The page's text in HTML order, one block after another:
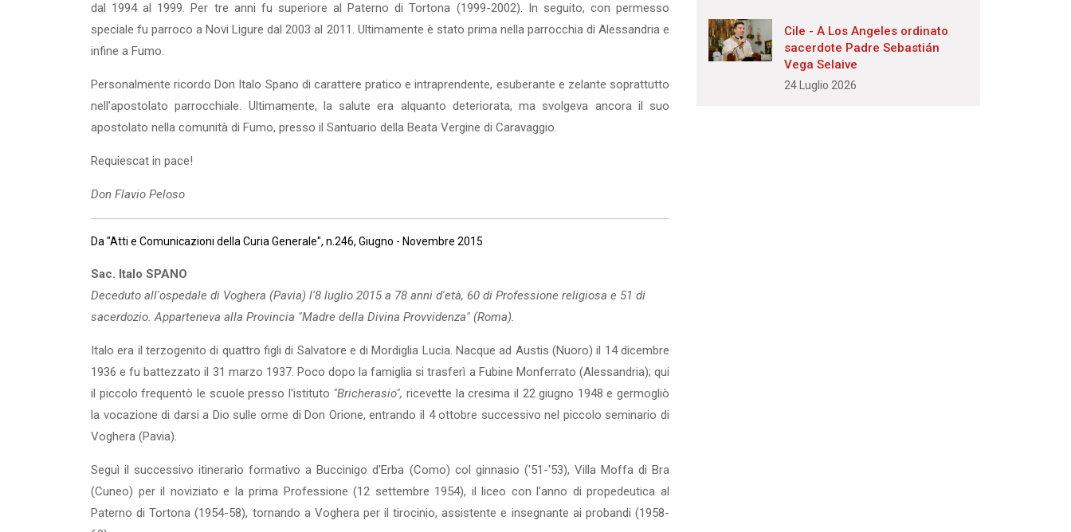
dal 1994 al 1999. Per tre anni fu superiore al Paterno di Tortona (1999-2002). In seguito, con permesso
speciale fu parroco a Novi Ligure dal 2003 al 2011. Ultimamente è stato prima nella parrocchia di Alessandria e
infine a Fumo.
Personalmente ricordo Don Italo Spano di carattere pratico e intraprendente, esuberante e zelante soprattutto
nell'apostolato parrocchiale. Ultimamente, la salute era alquanto deteriorata, ma svolgeva ancora il suo
apostolato nella comunità di Fumo, presso il Santuario della Beata Vergine di Caravaggio.
Requiescat in pace!
Don Flavio Peloso
Da "Atti e Comunicazioni della Curia Generale", n.246, Giugno - Novembre 2015
Sac. Italo SPANO
Deceduto all'ospedale di Voghera (Pavia) l'8 luglio 2015 a 78 anni d'età, 60 di Professione religiosa e 51 di
sacerdozio. Apparteneva alla Provincia "Madre della Divina Provvidenza" (Roma).
Italo era il terzogenito di quattro figli di Salvatore e di Mordiglia Lucia. Nacque ad Austis (Nuoro) il 14 dicembre
1936 e fu battezzato il 31 marzo 1937. Poco dopo la famiglia si trasferì a Fubine Monferrato (Alessandria); qui
il piccolo frequentò le scuole presso l'istituto "Bricherasio", ricevette la cresima il 22 giugno 1948 e germogliò
la vocazione di darsi a Dio sulle orme di Don Orione, entrando il 4 ottobre successivo nel piccolo seminario di
Voghera (Pavia).
Seguì il successivo itinerario formativo a Buccinigo d'Erba (Como) col ginnasio ('51-'53), Villa Moffa di Bra
(Cuneo) per il noviziato e la prima Pro­fessione (12 settembre 1954), il liceo con l'anno di propedeutica al
Paterno di Tortona (1954-58), tornando a Voghera per il tirocinio, assistente e insegnan­te ai probandi (1958-
Cile - A Los Angeles ordinato
sacerdote Padre Sebastián
Vega Selaive
24 Luglio 2026